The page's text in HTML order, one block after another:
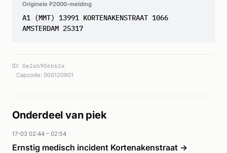
Originele P2000-melding
A1 (MMT) 13991 KORTENAKENSTRAAT 1066
AMSTERDAM 25317
ID: 0e2ab906b62a
Capcode: 000120901
Onderdeel van piek
17-03 02:44 – 02:54
Ernstig medisch incident Kortenakenstraat →